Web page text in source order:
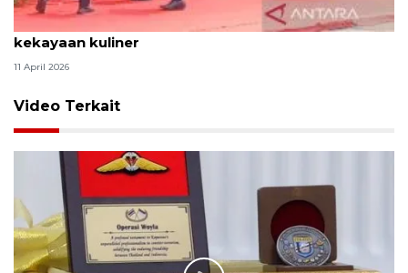
Tradisi hantaran Lebaran Betawi simbol bakti dan
kekayaan kuliner
11 April 2026
Video Terkait